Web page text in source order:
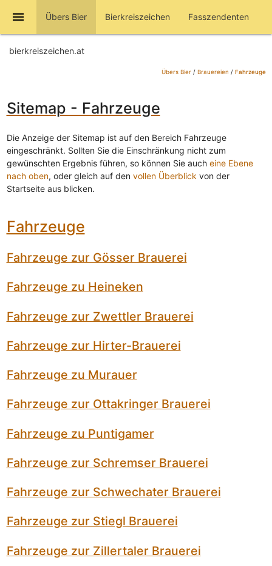
menu Übers Bier Bierkreiszeichen Fasszendenten
bierkreiszeichen.at
Übers Bier/ Brauereien / Fahrzeuge
Sitemap - Fahrzeuge
Die Anzeige der Sitemap ist auf den Bereich Fahrzeuge
eingeschränkt. Sollten Sie die Einschränkung nicht zum
gewünschten Ergebnis führen, so können Sie auch eine Ebene
nach oben, oder gleich auf den vollen Überblick von der
Startseite aus blicken.
Fahrzeuge
Fahrzeuge zur Gösser Brauerei
Fahrzeuge zu Heineken
Fahrzeuge zur Zwettler Brauerei
Fahrzeuge zur Hirter-Brauerei
Fahrzeuge zu Murauer
Fahrzeuge zur Ottakringer Brauerei
Fahrzeuge zu Puntigamer
Fahrzeuge zur Schremser Brauerei
Fahrzeuge zur Schwechater Brauerei
Fahrzeuge zur Stiegl Brauerei
Fahrzeuge zur Zillertaler Brauerei